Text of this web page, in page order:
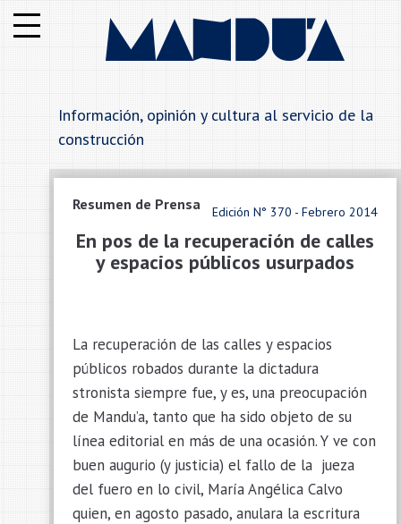
Institucional
Secciones
Anunciantes
Información, opinión y cultura al servicio de la
construcción
Edición N° 370 - Febrero 2014
Resumen de Prensa
En pos de la recuperación de calles
y espacios públicos usurpados
La recuperación de las calles y espacios
públicos robados durante la dictadura
stronista siempre fue, y es, una preocupación
de Mandu’a, tanto que ha sido objeto de su
línea editorial en más de una ocasión. Y ve con
buen augurio (y justicia) el fallo de la jueza
del fuero en lo civil, María Angélica Calvo
quien, en agosto pasado, anulara la escritura